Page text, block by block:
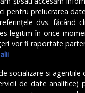
pentru prelucrarea
dvs. făcând
legitim în orice
vor fi raportate
socializare si
de date analitice)